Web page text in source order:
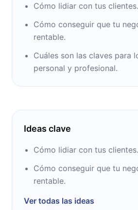
mexicano.
Cómo lidiar con tus clientes.
Cómo conseguir que tu
rentable.
Cuáles son las claves para
personal y profesional.
Ideas clave
Cómo lidiar con tus clientes.
Cómo conseguir que tu
rentable.
Ver todas las ideas